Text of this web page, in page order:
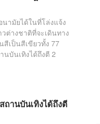
ามัยได้ในที่โล่งแจ้ง
ต่างชาติที่จะเดินทาง
สีเป็นสีเขียวทั้ง 77
นบันเทิงได้ถึงตี 2
ถานบันเทิงได้ถึงตี